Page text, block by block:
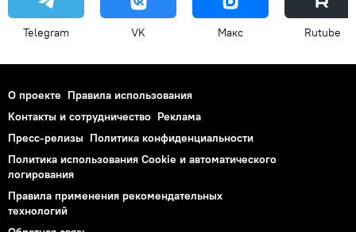
Telegram VK Макс Rutube
О проекте Правила использования
Контакты и сотрудничество Реклама
Пресс-релизы Политика конфиденциальности
Политика использования Cookie и автоматического
логирования
Правила применения рекомендательных
технологий